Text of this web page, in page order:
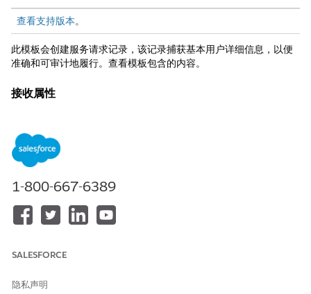
查看支持版本。
此模板会创建服务请求记录，该记录捕获基本用户详细信息，以便
准确和可审计地履行。查看模板包含的内容。
接收属性
履行和集成
此模板包括通过BambooHR 连接器预配置的集成，用于接收和/或
理。
1-800-667-6389
SALESFORCE
隐私声明